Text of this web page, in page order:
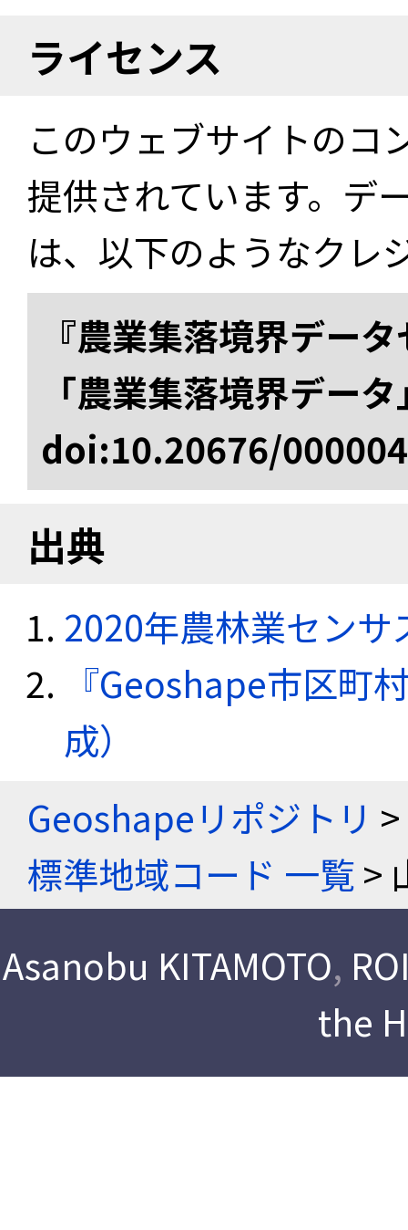
ライセンス
このウェブサイトのコ
提供されています。デ
は、以下のようなクレ
『農業集落境界デー
「農業集落境界デー
doi:10.20676/
出典
2020年農林業セン
『Geoshape市区町
成）
Geoshapeリポジトリ >
標準地域コード 一覧>
Asanobu KITAMOTO,
the